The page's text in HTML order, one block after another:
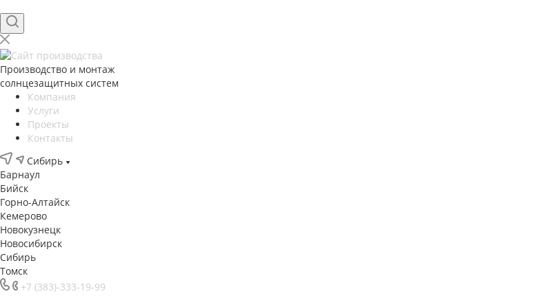
Производство и монтаж
солнцезащитных систем
Компания
Услуги
Проекты
Контакты
Сибирь
Барнаул
Бийск
Горно-Алтайск
Кемерово
Новокузнецк
Новосибирск
Сибирь
Томск
+7 (383)-333-19-99